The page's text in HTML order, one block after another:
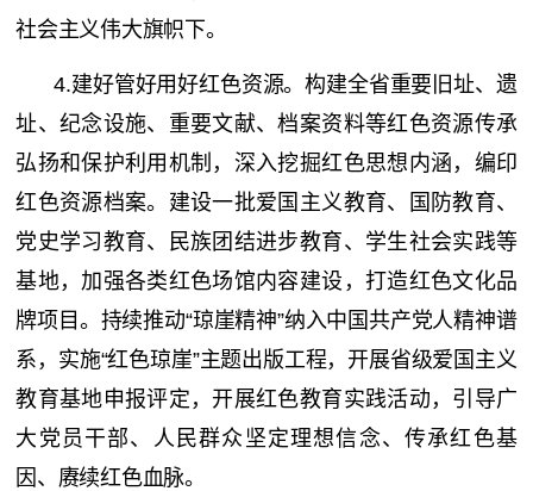
社会主义伟大旗帜下。
4.建好管好用好红色资源。构建全省重要旧址、遗
址、纪念设施、重要文献、档案资料等红色资源传承
弘扬和保护利用机制，深入挖掘红色思想内涵，编印
红色资源档案。建设一批爱国主义教育、国防教育、
党史学习教育、民族团结进步教育、学生社会实践等
基地，加强各类红色场馆内容建设，打造红色文化品
牌项目。持续推动“琼崖精神”纳入中国共产党人精神谱
系，实施“红色琼崖”主题出版工程，开展省级爱国主义
教育基地申报评定，开展红色教育实践活动，引导广
大党员干部、人民群众坚定理想信念、传承红色基
因、赓续红色血脉。